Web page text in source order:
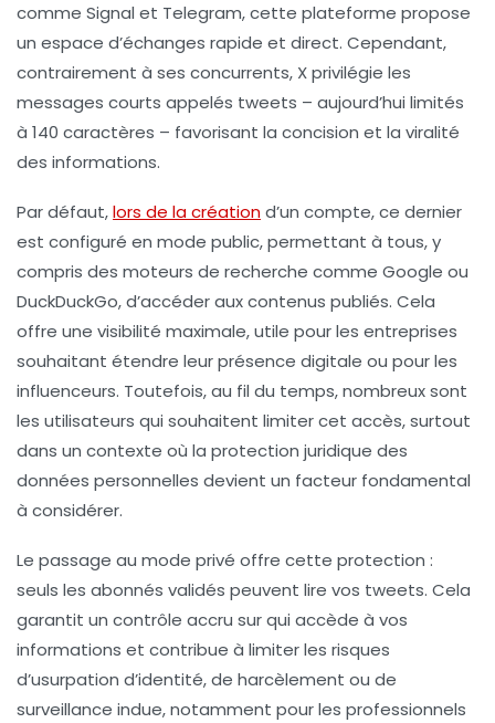
comme Signal et Telegram, cette plateforme propose
un espace d’échanges rapide et direct. Cependant,
contrairement à ses concurrents, X privilégie les
messages courts appelés tweets – aujourd’hui limités
à 140 caractères – favorisant la concision et la viralité
des informations.
Par défaut,lors de la créationd’un compte, ce dernier
est configuré en mode public, permettant à tous, y
compris des moteurs de recherche comme Google ou
DuckDuckGo, d’accéder aux contenus publiés. Cela
offre une visibilité maximale, utile pour les entreprises
souhaitant étendre leur présence digitale ou pour les
influenceurs. Toutefois, au fil du temps, nombreux sont
les utilisateurs qui souhaitent limiter cet accès, surtout
dans un contexte où la protection juridique des
données personnelles devient un facteur fondamental
à considérer.
Le passage au mode privé offre cette protection :
seuls les abonnés validés peuvent lire vos tweets. Cela
garantit un contrôle accru sur qui accède à vos
informations et contribue à limiter les risques
d’usurpation d’identité, de harcèlement ou de
surveillance indue, notamment pour les professionnels